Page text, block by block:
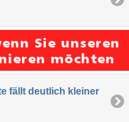
fällt deutlich kleiner